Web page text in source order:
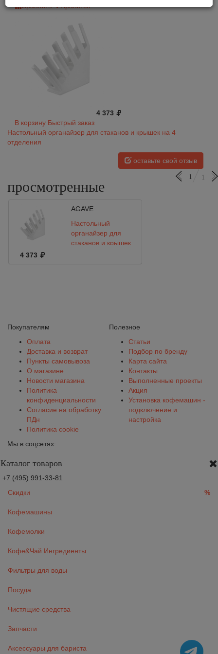
Сравнить Нравится
4 373
В корзину Быстрый заказ
Настольный органайзер для стаканов и крышек на 4
отделения
оставьте свой отзыв
просмотренные
1 1
AGAVE
Настольный
органайзер для
стаканов и крышек
4 373
Покупателям
Оплата
Доставка и возврат
Пункты самовывоза
О магазине
Новости магазина
Политика
конфиденциальности
Согласие на обработку
ПДн
Политика cookie
Полезное
Статьи
Подбор по бренду
Карта сайта
Контакты
Выполненные проекты
Акция
Установка кофемашин -
подключение и
настройка
Мы в соцсетях:
Каталог товаров
+7 (495) 991-33-81
Скидки
%
Кофемашины
Кофемолки
Кофе&Чай Ингредиенты
Фильтры для воды
Посуда
Чистящие средства
Запчасти
Аксессуары для бариста